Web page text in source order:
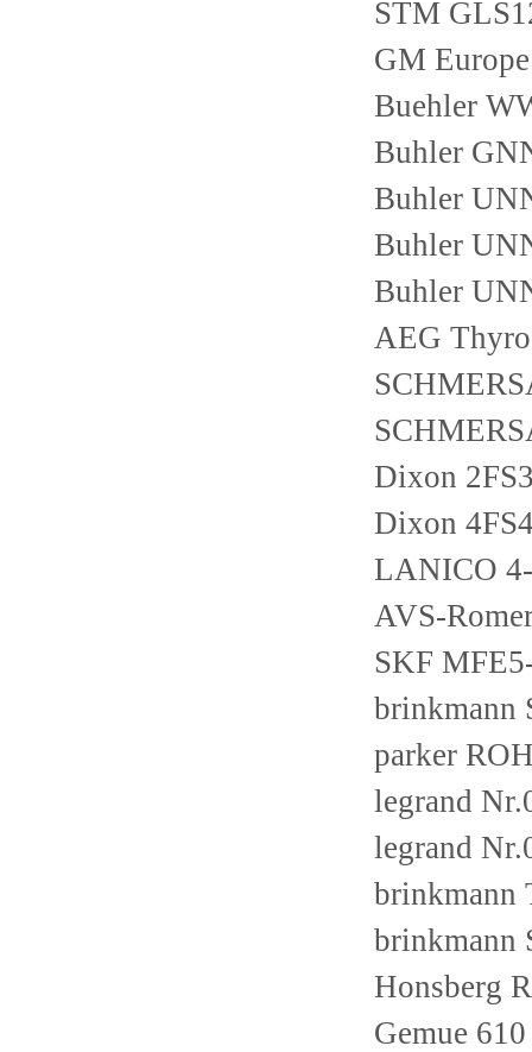
STM
GM
Buehler
Buhler
Buhler
Buhler
Buhler
AEG
Dixon
Dixon
LANICO
AVS-
SKF
brinkmann
parker
legrand
legrand
brinkmann
brinkmann
Honsberg
Gemue